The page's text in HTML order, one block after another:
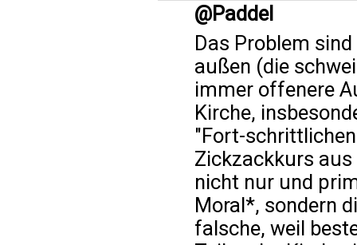
@Paddel
Das Problem
außen (die
immer offenere
Kirche,
"Fort-
Zickzackkurs
nicht nur und
Moral*, sondern
falsche, weil